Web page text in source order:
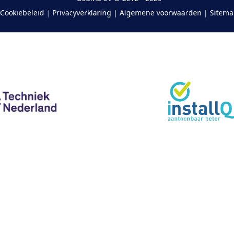
Cookiebeleid | Privacyverklaring | Algemene voorwaarden |